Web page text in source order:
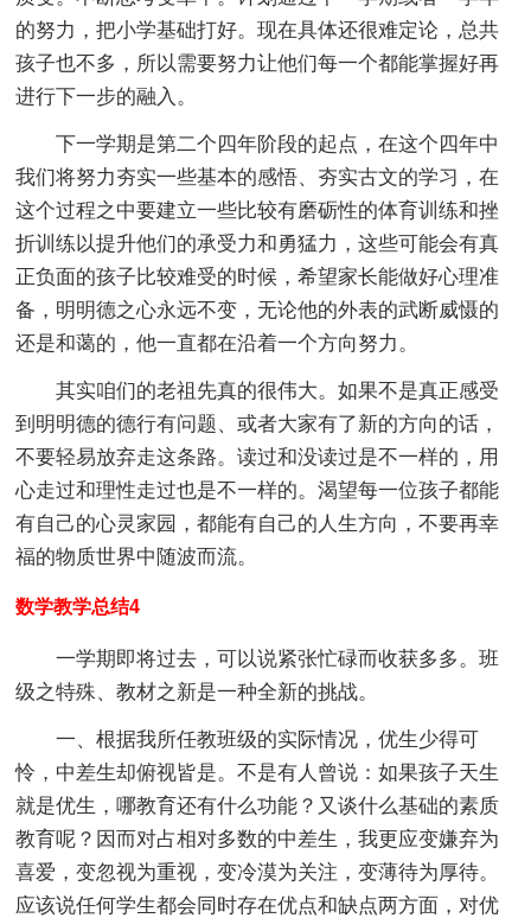
的努力，把小学基础打好。现在具体还很难定论，总共
孩子也不多，所以需要努力让他们每一个都能掌握好再
进行下一步的融入。
下一学期是第二个四年阶段的起点，在这个四年中
我们将努力夯实一些基本的感悟、夯实古文的学习，在
这个过程之中要建立一些比较有磨砺性的体育训练和挫
折训练以提升他们的承受力和勇猛力，这些可能会有真
正负面的孩子比较难受的时候，希望家长能做好心理准
备，明明德之心永远不变，无论他的外表的武断威慑的
还是和蔼的，他一直都在沿着一个方向努力。
其实咱们的老祖先真的很伟大。如果不是真正感受
到明明德的德行有问题、或者大家有了新的方向的话，
不要轻易放弃走这条路。读过和没读过是不一样的，用
心走过和理性走过也是不一样的。渴望每一位孩子都能
有自己的心灵家园，都能有自己的人生方向，不要再幸
福的物质世界中随波而流。
数学教学总结4
一学期即将过去，可以说紧张忙碌而收获多多。班
级之特殊、教材之新是一种全新的挑战。
一、根据我所任教班级的实际情况，优生少得可
怜，中差生却俯视皆是。不是有人曾说：如果孩子天生
就是优生，哪教育还有什么功能？又谈什么基础的素质
教育呢？因而对占相对多数的中差生，我更应变嫌弃为
喜爱，变忽视为重视，变冷漠为关注，变薄待为厚待。
应该说任何学生都会同时存在优点和缺点两方面，对优